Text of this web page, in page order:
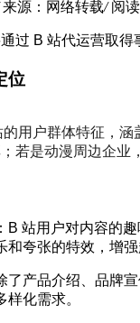
来源：网络转载/ 阅读
过 B 站代运营取
位
用户群体特征，
若是动漫周边企业
：B 站用户对内容的
和夸张的特效，增强
了产品介绍、品牌
化需求。